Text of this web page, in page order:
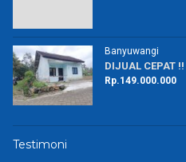
Banyuwangi
DIJUAL CEPAT
Rp.149.000.000
Testimoni